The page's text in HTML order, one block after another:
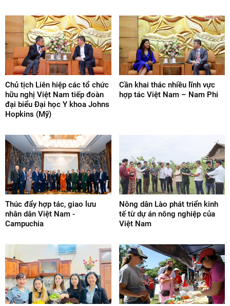
Chủ tịch Liên hiệp các tổ chức
hữu nghị Việt Nam tiếp đoàn
đại biểu Đại học Y khoa Johns
Hopkins (Mỹ)
Cần khai thác nhiều lĩnh vực
hợp tác Việt Nam – Nam Phi
Thúc đẩy hợp tác, giao lưu
nhân dân Việt Nam -
Campuchia
Nông dân Lào phát triển kinh
tế từ dự án nông nghiệp của
Việt Nam